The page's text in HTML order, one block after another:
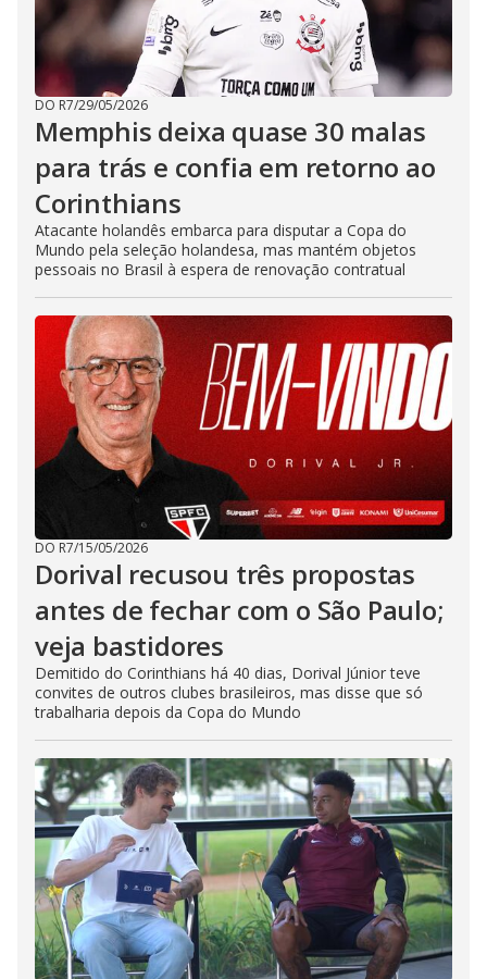
DO R7/29/05/2026
Memphis deixa quase 30 malas
para trás e confia em retorno ao
Corinthians
Atacante holandês embarca para disputar a Copa do
Mundo pela seleção holandesa, mas mantém objetos
pessoais no Brasil à espera de renovação contratual
DO R7/15/05/2026
Dorival recusou três propostas
antes de fechar com o São Paulo;
veja bastidores
Demitido do Corinthians há 40 dias, Dorival Júnior teve
convites de outros clubes brasileiros, mas disse que só
trabalharia depois da Copa do Mundo